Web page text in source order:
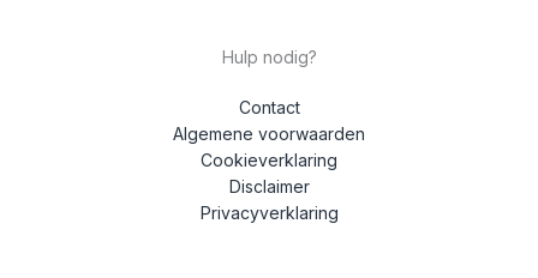
Hulp nodig?
Contact
Algemene voorwaarden
Cookieverklaring
Disclaimer
Privacyverklaring